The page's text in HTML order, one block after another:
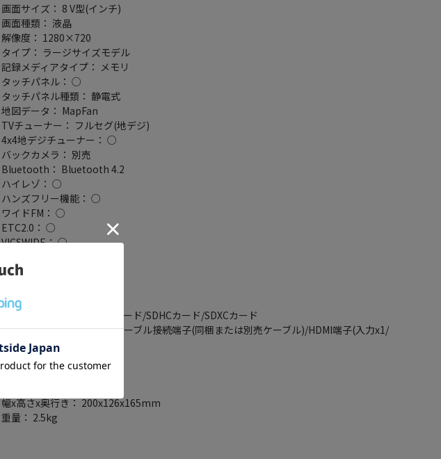
画面サイズ： 8 V型(インチ)
画面種類： 液晶
解像度： 1280×720
タイプ： ラージサイズモデル
記録メディアタイプ： メモリ
タッチパネル： ○
タッチパネル種類： 静電式
地図データ： MapFan
TVチューナー： フルセグ(地デジ)
4x4地デジチューナー： ○
バックカメラ： 別売
Bluetooth： Bluetooth 4.2
ハイレゾ： ○
ハンズフリー機能： ○
ワイドFM： ○
ETC2.0： ○
VICSWIDE： ○
スマートIC考慮検索： ○
搭載プレーヤー： DVD/CD
外部メモリスロット： SDカード/SDHCカード/SDXCカード
接続端子： USB端子/USBケーブル接続端子(同梱または別売ケーブル)/HDMI端子(入力x1/
出力x1)
逆走検知・警告： ○
一時停止表示： ○
幅x高さx奥行き： 200x126x165mm
重量： 2.5kg